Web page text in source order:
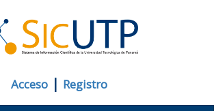
Acceso | Registro